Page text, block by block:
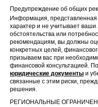
Предупреждение об общих
Информация,
характер и не учитывает
обстоятельства или
рекомендациям, вы должны
конкретных целей,
призываем вас при
финансовой консультацией.
юридические документы и
связанные с этим риски,
решения.
РЕГИОНАЛЬНЫЕ